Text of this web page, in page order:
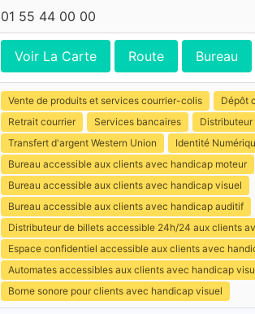
01 55 44 00 00
Voir La Carte Route Bureau
Vente de produits et services courrier-colis
Dépôt
Retrait courrier
Services bancaires
Transfert d'argent Western Union
Identité
Bureau accessible aux clients avec handicap moteur
Bureau accessible aux clients avec handicap visuel
Bureau accessible aux clients avec handicap auditif
Distributeur de billets accessible 24h/24 aux clients
Espace confidentiel accessible aux clients avec
Automates accessibles aux clients avec handicap
Borne sonore pour clients avec handicap visuel